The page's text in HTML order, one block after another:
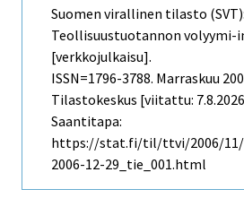
Suomen virallinen tilasto (SVT):
Teollisuustuotannon volyymi-
[verkkojulkaisu].
ISSN=1796-3788. Marraskuu
Tilastokeskus [viitattu:
Saantitapa:
https://stat.fi/til/ttvi/2006/11/
2006-12-29_tie_001.html